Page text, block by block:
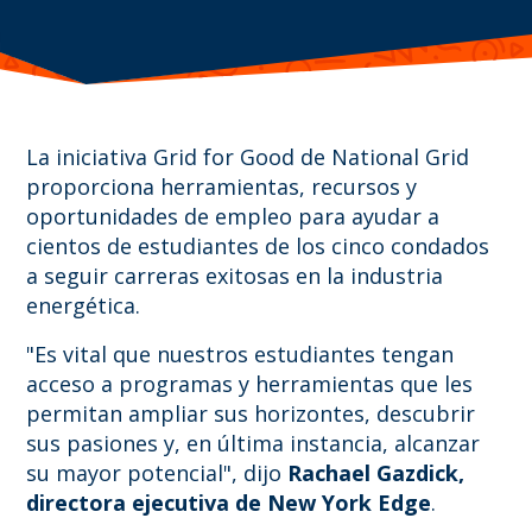
La iniciativa Grid for Good de National Grid
proporciona herramientas, recursos y
oportunidades de empleo para ayudar a
cientos de estudiantes de los cinco condados
a seguir carreras exitosas en la industria
energética.
"Es vital que nuestros estudiantes tengan
acceso a programas y herramientas que les
permitan ampliar sus horizontes, descubrir
sus pasiones y, en última instancia, alcanzar
su mayor potencial", dijo Rachael Gazdick,
directora ejecutiva de New York Edge.